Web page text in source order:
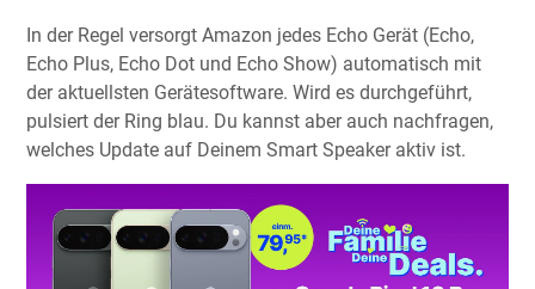
In der Regel versorgt Amazon jedes Echo Gerät (Echo,
Echo Plus, Echo Dot und Echo Show) automatisch mit
der aktuellsten Gerätesoftware. Wird es durchgeführt,
pulsiert der Ring blau. Du kannst aber auch nachfragen,
welches Update auf Deinem Smart Speaker aktiv ist.